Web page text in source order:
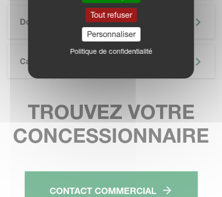
Documentation
Caractéristiques Techniques
TROUVEZ VOTRE
CONCESSIONNAIRE
CONTACT COMMERCIAL
Tout refuser
Personnaliser
Politique de confidentialité